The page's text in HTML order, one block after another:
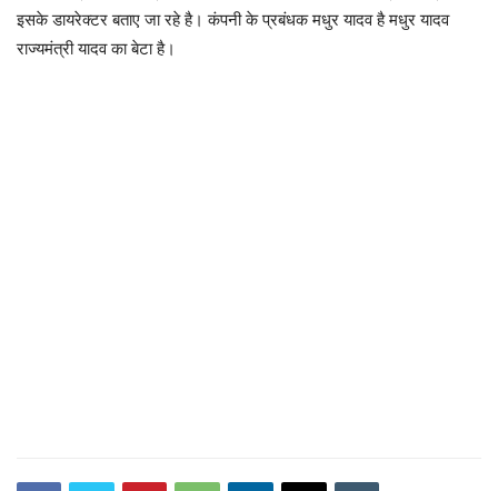
इसके डायरेक्टर बताए जा रहे है। कंपनी के प्रबंधक मधुर यादव है मधुर यादव
राज्यमंत्री यादव का बेटा है।